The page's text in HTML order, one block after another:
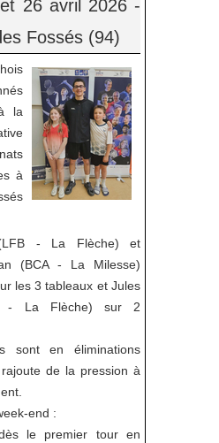
26 avril 2026 -
Fossés (94)
la
à
- La Flèche) et
(BCA - La Milesse)
les 3 tableaux et Jules
- La Flèche) sur 2
sont en éliminations
de la pression à
end :
le premier tour en